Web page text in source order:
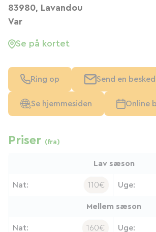
83980, Lavandou
Var
Se på kortet
Ring op Send en besked
Se hjemmesiden Online
Priser (fra)
Lav sæson
Nat: 110€ Uge:
Mellem sæson
Nat: 160€ Uge: